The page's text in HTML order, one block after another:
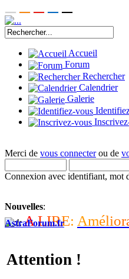
Accueil
Forum
Rechercher
Calendrier
Galerie
Merci de vous connecterou de
Connexion avec identifiant, mot
Nouvelles:
A LIRE: Amélior
AstraForum.fr
Attention !